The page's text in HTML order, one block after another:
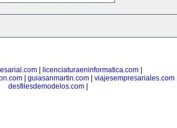
licenciaturaeninformatica.com
| guiasanmartin.com| viajesempresariales.com|
desfilesdemodelos.com|